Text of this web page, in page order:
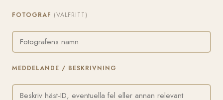
FOTOGRAF (VALFRITT)
MEDDELANDE / BESKRIVNING